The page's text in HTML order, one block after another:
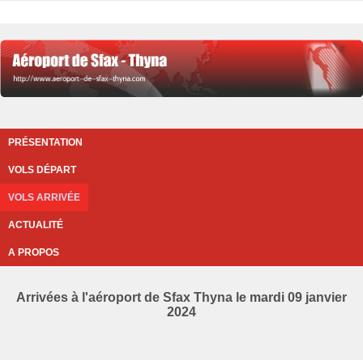
PRÉSENTATION
VOLS DÉPART
VOLS ARRIVÉE
ACTUALITÉ
A PROPOS
Arrivées à l'aéroport de Sfax Thyna le mardi 09 janvier
2024